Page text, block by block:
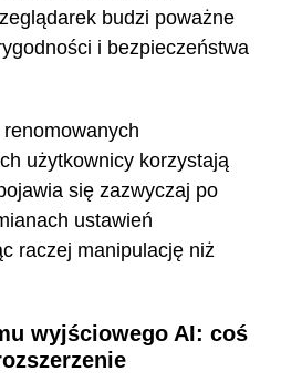
budzi poważne
i bezpieczeństwa
użytkownicy korzystają
się zazwyczaj po
ustawień
raczej manipulację niż
wyjściowego AI: coś